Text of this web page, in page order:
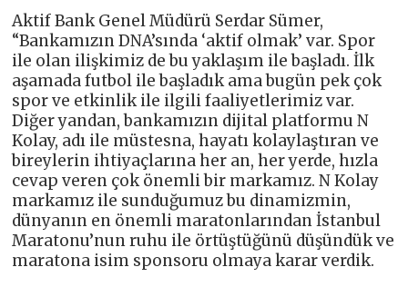
Aktif Bank Genel Müdürü Serdar Sümer,
“Bankamızın DNA’sında ‘aktif olmak’ var. Spor
ile olan ilişkimiz de bu yaklaşım ile başladı. İlk
aşamada futbol ile başladık ama bugün pek çok
spor ve etkinlik ile ilgili faaliyetlerimiz var.
Diğer yandan, bankamızın dijital platformu N
Kolay, adı ile müstesna, hayatı kolaylaştıran ve
bireylerin ihtiyaçlarına her an, her yerde, hızla
cevap veren çok önemli bir markamız. N Kolay
markamız ile sunduğumuz bu dinamizmin,
dünyanın en önemli maratonlarından İstanbul
Maratonu’nun ruhu ile örtüştüğünü düşündük ve
maratona isim sponsoru olmaya karar verdik.